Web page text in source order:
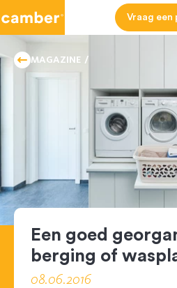
Vraag
MAGAZINE
TIPS
Een goed
berging of
08.06.2016